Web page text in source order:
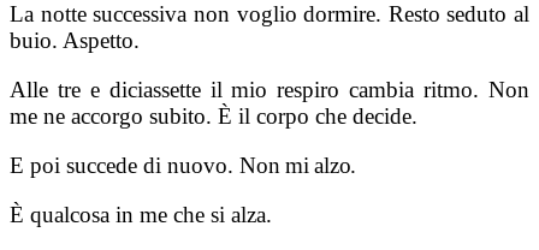
La notte successiva non voglio dormire. Resto seduto al
buio. Aspetto.
Alle tre e diciassette il mio respiro cambia ritmo. Non
me ne accorgo subito. È il corpo che decide.
E poi succede di nuovo. Non mi alzo.
È qualcosa in me che si alza.